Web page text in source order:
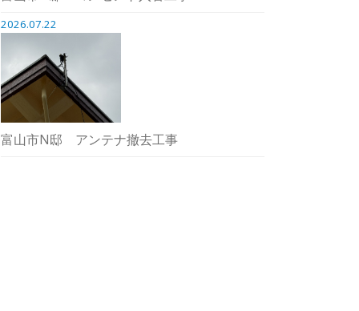
2026.07.22
富山市N邸 アンテナ撤去工事